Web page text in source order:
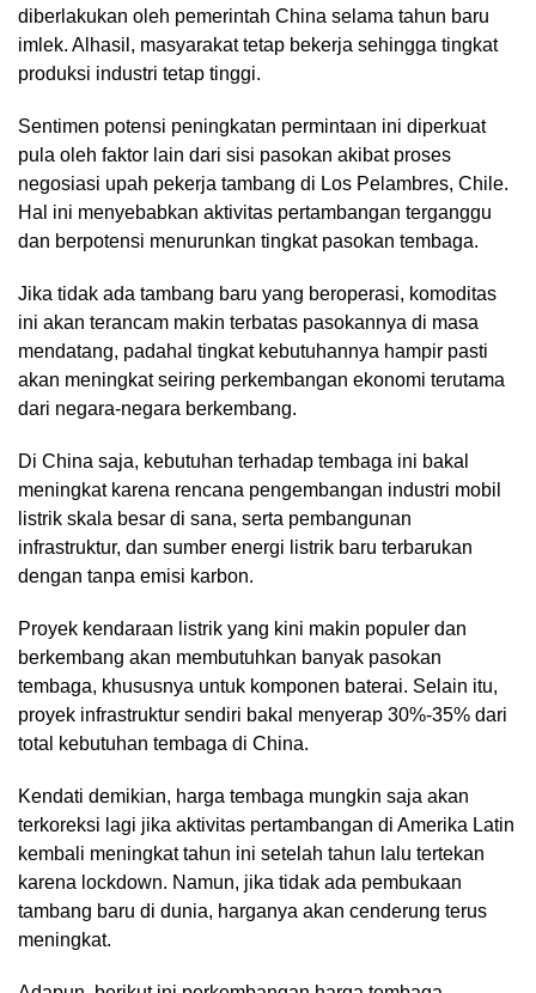
diberlakukan oleh pemerintah China selama tahun baru
imlek. Alhasil, masyarakat tetap bekerja sehingga tingkat
produksi industri tetap tinggi.
Sentimen potensi peningkatan permintaan ini diperkuat
pula oleh faktor lain dari sisi pasokan akibat proses
negosiasi upah pekerja tambang di Los Pelambres, Chile.
Hal ini menyebabkan aktivitas pertambangan terganggu
dan berpotensi menurunkan tingkat pasokan tembaga.
Jika tidak ada tambang baru yang beroperasi, komoditas
ini akan terancam makin terbatas pasokannya di masa
mendatang, padahal tingkat kebutuhannya hampir pasti
akan meningkat seiring perkembangan ekonomi terutama
dari negara-negara berkembang.
Di China saja, kebutuhan terhadap tembaga ini bakal
meningkat karena rencana pengembangan industri mobil
listrik skala besar di sana, serta pembangunan
infrastruktur, dan sumber energi listrik baru terbarukan
dengan tanpa emisi karbon.
Proyek kendaraan listrik yang kini makin populer dan
berkembang akan membutuhkan banyak pasokan
tembaga, khususnya untuk komponen baterai. Selain itu,
proyek infrastruktur sendiri bakal menyerap 30%-35% dari
total kebutuhan tembaga di China.
Kendati demikian, harga tembaga mungkin saja akan
terkoreksi lagi jika aktivitas pertambangan di Amerika Latin
kembali meningkat tahun ini setelah tahun lalu tertekan
karena lockdown. Namun, jika tidak ada pembukaan
tambang baru di dunia, harganya akan cenderung terus
meningkat.